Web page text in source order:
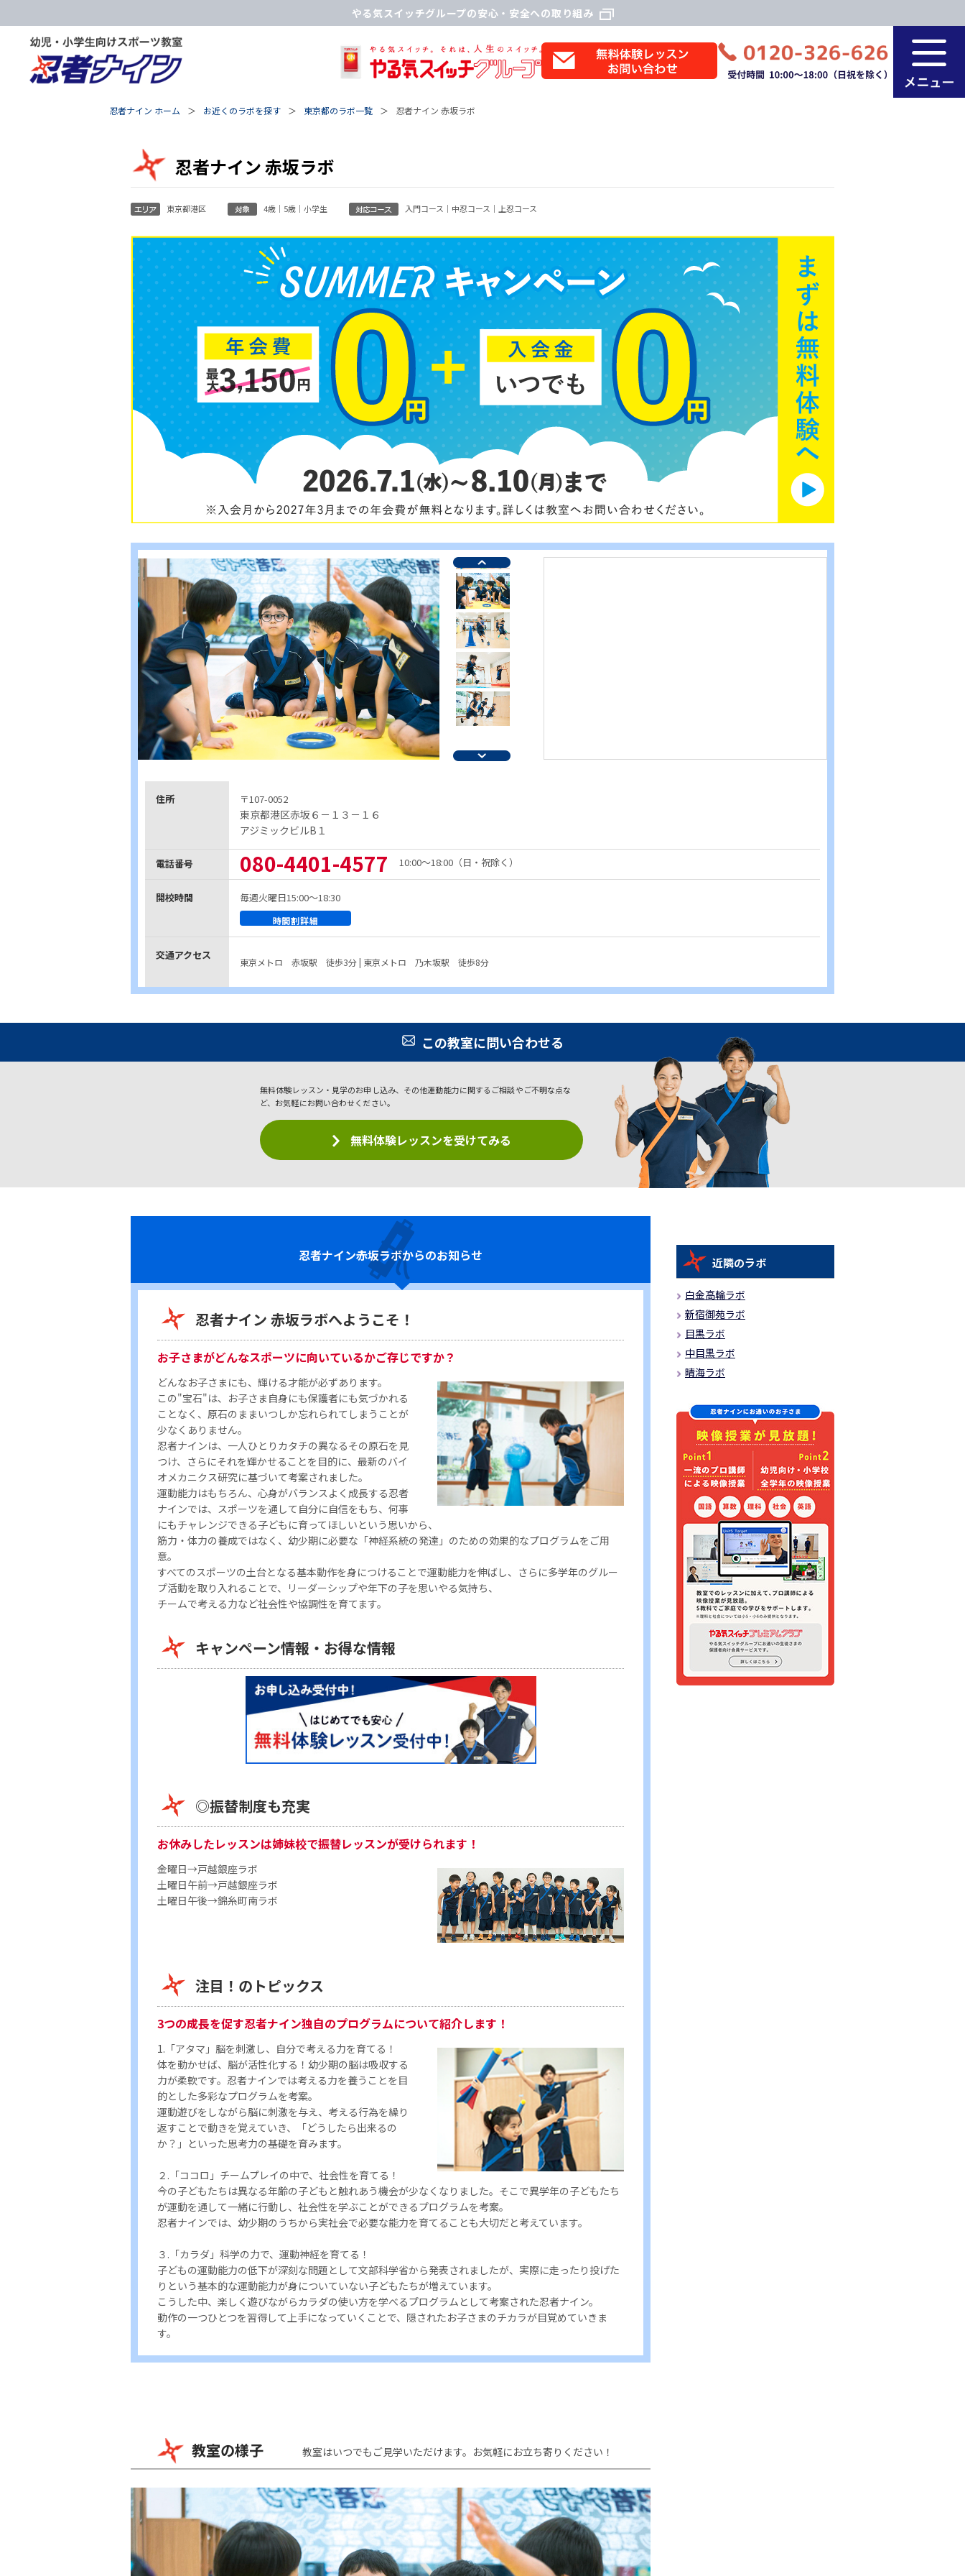
やる気スイッチグループの安心・安全への取り組み
忍者ナイン ホーム お近くのラボを探す 東京都のラボ一覧 忍者ナイン 赤坂ラボ
忍者ナイン 赤坂ラボ
東京都港区 4歳｜5歳｜小学生 入門コース｜中忍コース｜上忍コース
住所 〒107-0052
東京都港区赤坂６－１３－１６
アジミックビルB１
電話番号 080-4401-4577 10:00～18:00（日・祝除く）
開校時間 毎週火曜日15:00～18:30
時間割詳細
交通アクセス
東京メトロ 赤坂駅 徒歩3分 | 東京メトロ 乃木坂駅 徒歩8分
この教室に問い合わせる
無料体験レッスン・見学のお申し込み、その他運動能力に関するご相談やご不明な点な
ど、お気軽にお問い合わせください。
無料体験レッスンを受けてみる
忍者ナイン赤坂ラボからのお知らせ
忍者ナイン 赤坂ラボへようこそ！
お子さまがどんなスポーツに向いているかご存じですか？
どんなお子さまにも、輝ける才能が必ずあります。
この"宝石"は、お子さま自身にも保護者にも気づかれる
ことなく、原石のままいつしか忘れられてしまうことが
少なくありません。
忍者ナインは、一人ひとりカタチの異なるその原石を見
つけ、さらにそれを輝かせることを目的に、最新のバイ
オメカニクス研究に基づいて考案されました。
運動能力はもちろん、心身がバランスよく成長する忍者
ナインでは、スポーツを通して自分に自信をもち、何事
にもチャレンジできる子どもに育ってほしいという思いから、
筋力・体力の養成ではなく、幼少期に必要な「神経系統の発達」のための効果的なプログラムをご用
意。
すべてのスポーツの土台となる基本動作を身につけることで運動能力を伸ばし、さらに多学年のグルー
プ活動を取り入れることで、リーダーシップや年下の子を思いやる気持ち、
チームで考える力など社会性や協調性を育てます。
キャンペーン情報・お得な情報
◎振替制度も充実
お休みしたレッスンは姉妹校で振替レッスンが受けられます！
金曜日→戸越銀座ラボ
土曜日午前→戸越銀座ラボ
土曜日午後→錦糸町南ラボ
注目！のトピックス
3つの成長を促す忍者ナイン独自のプログラムについて紹介します！
1.「アタマ」脳を刺激し、自分で考える力を育てる！
体を動かせば、脳が活性化する！幼少期の脳は吸収する
力が柔軟です。忍者ナインでは考える力を養うことを目
的とした多彩なプログラムを考案。
運動遊びをしながら脳に刺激を与え、考える行為を繰り
返すことで動きを覚えていき、「どうしたら出来るの
か？」といった思考力の基礎を育みます。
２.「ココロ」チームプレイの中で、社会性を育てる！
今の子どもたちは異なる年齢の子どもと触れあう機会が少なくなりました。そこで異学年の子どもたち
が運動を通して一緒に行動し、社会性を学ぶことができるプログラムを考案。
忍者ナインでは、幼少期のうちから実社会で必要な能力を育てることも大切だと考えています。
３.「カラダ」科学の力で、運動神経を育てる！
子どもの運動能力の低下が深刻な問題として文部科学省から発表されましたが、実際に走ったり投げた
りという基本的な運動能力が身についていない子どもたちが増えています。
こうした中、楽しく遊びながらカラダの使い方を学べるプログラムとして考案された忍者ナイン。
動作の一つひとつを習得して上手になっていくことで、隠されたお子さまのチカラが目覚めていきま
す。
教室の様子 教室はいつでもご見学いただけます。お気軽にお立ち寄りください！
近隣のラボ
白金高輪ラボ
新宿御苑ラボ
目黒ラボ
中目黒ラボ
晴海ラボ